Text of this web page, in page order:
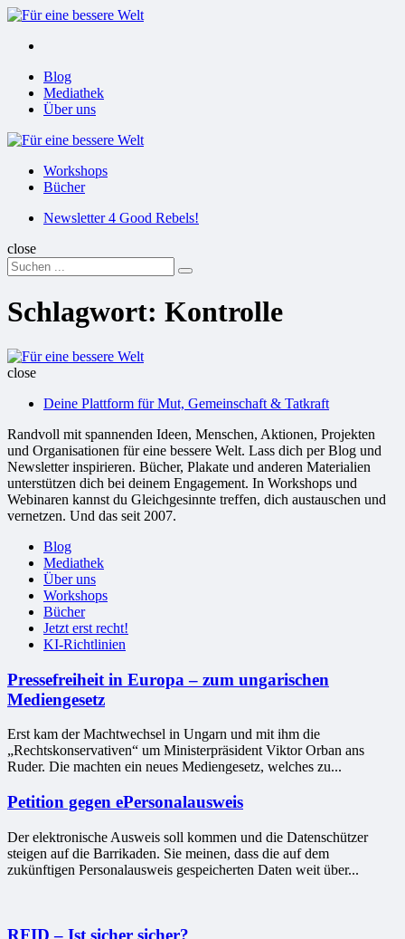
Menu
Menu
Blog
Mediathek
Über uns
Für
Workshops
Bücher
SuchenNewsletter 4 Good Rebels!
close
Search
for:
Suchen
Schlagwort: Kontrolle
Für
Welt
close
Deine Plattform für Mut, Gemeinschaft & Tatkraft
Randvoll mit spannenden Ideen, Menschen, Aktionen, Projekten
und Organisationen für eine bessere Welt. Lass dich per Blog und
Newsletter inspirieren. Bücher, Plakate und anderen Materialien
unterstützen dich bei deinem Engagement. In Workshops und
Webinaren kannst du Gleichgesinnte treffen, dich austauschen und
vernetzen. Und das seit 2007.
Blog
Mediathek
Über uns
Workshops
Bücher
Jetzt erst recht!
KI-Richtlinien
Pressefreiheit in Europa – zum ungarischen
Mediengesetz
Erst kam der Machtwechsel in Ungarn und mit ihm die
„Rechtskonservativen“ um Ministerpräsident Viktor Orban ans
Ruder. Die machten ein neues Mediengesetz, welches zu...
Petition gegen ePersonalausweis
Der elektronische Ausweis soll kommen und die Datenschützer
steigen auf die Barrikaden. Sie meinen, dass die auf dem
zukünftigen Personalausweis gespeicherten Daten weit über...